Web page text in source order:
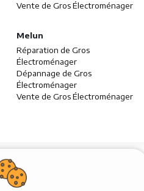
Vente de Gros Électroménager
Melun
Réparation de Gros
Électroménager
Dépannage de Gros
Électroménager
Vente de Gros Électroménager
Mentions légales